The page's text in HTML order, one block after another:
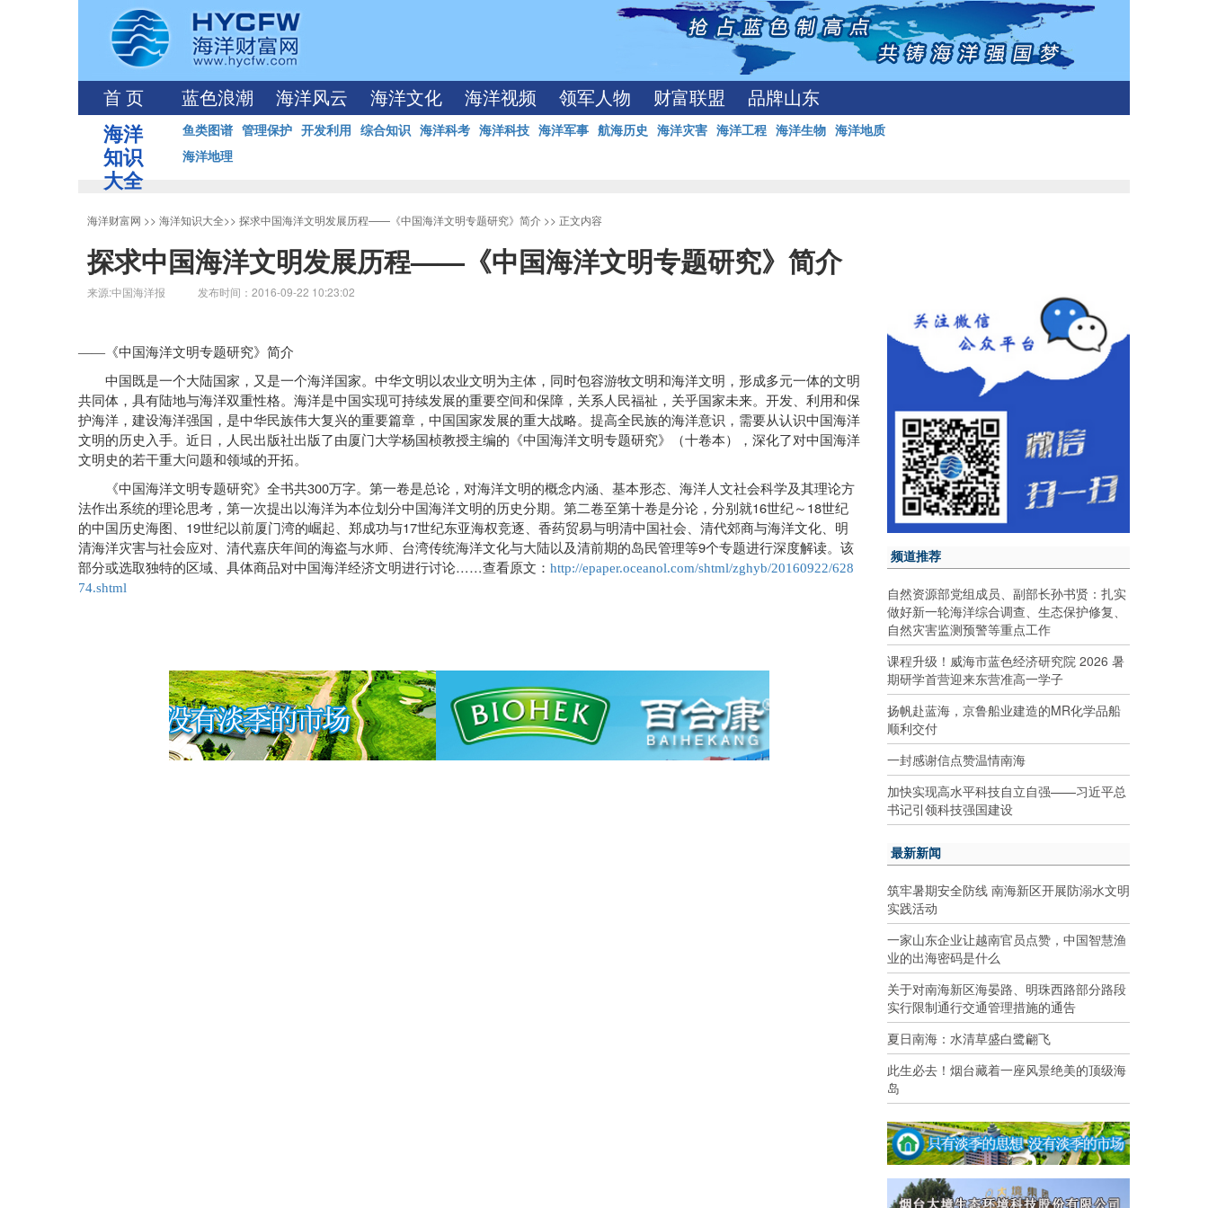
首 页 蓝色浪潮 海洋风云 海洋文化 海洋视频 领军人物 财富联盟 品牌山东
海洋
知识
大全
鱼类图谱 管理保护 开发利用 综合知识 海洋科考 海洋科技 海洋军事 航海历史 海洋灾害 海洋工程 海洋生物 海洋地质
海洋地理
海洋财富网 >> 海洋知识大全>> 探求中国海洋文明发展历程——《中国海洋文明专题研究》简介 >> 正文内容
探求中国海洋文明发展历程——《中国海洋文明专题研究》简介
来源:中国海洋报 发布时间：2016-09-22 10:23:02
——《中国海洋文明专题研究》简介
中国既是一个大陆国家，又是一个海洋国家。中华文明以农业文明为主体，同时包容游牧文明和海洋文明，形成多元一体的文明
共同体，具有陆地与海洋双重性格。海洋是中国实现可持续发展的重要空间和保障，关系人民福祉，关乎国家未来。开发、利用和保
护海洋，建设海洋强国，是中华民族伟大复兴的重要篇章，中国国家发展的重大战略。提高全民族的海洋意识，需要从认识中国海洋
文明的历史入手。近日，人民出版社出版了由厦门大学杨国桢教授主编的《中国海洋文明专题研究》（十卷本），深化了对中国海洋
文明史的若干重大问题和领域的开拓。
《中国海洋文明专题研究》全书共300万字。第一卷是总论，对海洋文明的概念内涵、基本形态、海洋人文社会科学及其理论方
法作出系统的理论思考，第一次提出以海洋为本位划分中国海洋文明的历史分期。第二卷至第十卷是分论，分别就16世纪～ 18世纪
的中国历史海图、 19世纪以前厦门湾的崛起、郑成功与17世纪东亚海权竞逐、香药贸易与明清中国社会、清代郊商与海洋文化、明
清海洋灾害与社会应对、清代嘉庆年间的海盗与水师、台湾传统海洋文化与大陆以及清前期的岛民管理等9个专题进行深度解读。该
部分或选取独特的区域、具体商品对中国海洋经济文明进行讨论……查看原文： http://epaper.oceanol.com/shtml/zghyb/20160922/628
74.shtml
频道推荐
自然资源部党组成员、副部长孙书贤：扎实
做好新一轮海洋综合调查、生态保护修复、
自然灾害监测预警等重点工作
课程升级！威海市蓝色经济研究院 2026 暑
期研学首营迎来东营准高一学子
扬帆赴蓝海，京鲁船业建造的MR化学品船
顺利交付
一封感谢信点赞温情南海
加快实现高水平科技自立自强——习近平总
书记引领科技强国建设
最新新闻
筑牢暑期安全防线 南海新区开展防溺水文明
实践活动
一家山东企业让越南官员点赞，中国智慧渔
业的出海密码是什么
关于对南海新区海晏路、明珠西路部分路段
实行限制通行交通管理措施的通告
夏日南海：水清草盛白鹭翩飞
此生必去！烟台藏着一座风景绝美的顶级海
岛